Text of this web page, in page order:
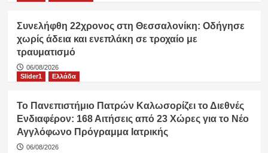
Συνελήφθη 22χρονος στη Θεσσαλονίκη: Οδήγησε
χωρίς άδεια και ενεπλάκη σε τροχαίο με
τραυματισμό
06/08/2026
Slider1
Ελλάδα
Το Πανεπιστήμιο Πατρών Καλωσορίζει το Διεθνές
Ενδιαφέρον: 168 Αιτήσεις από 23 Χώρες για το Νέο
Αγγλόφωνο Πρόγραμμα Ιατρικής
06/08/2026